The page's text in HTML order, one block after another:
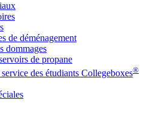
de déménagement
dommages
de propane
des étudiants Collegeboxes®